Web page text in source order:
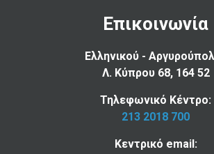
Επικοινωνία
Ελληνικού -
Λ. Κύπρου 68, 164 52
Τηλεφωνικό Κέντρο:
213 2018 700
Κεντρικό email: